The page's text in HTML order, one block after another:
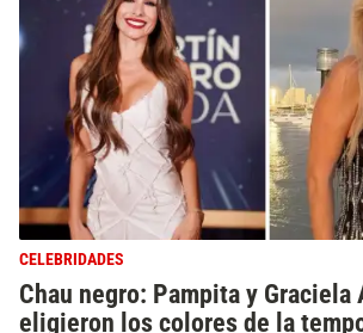
CELEBRIDADES
Chau negro: Pampita y Graciela
eligieron los colores de la